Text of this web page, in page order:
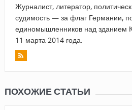
Журналист, литератор,
судимость — за флаг Германии,
единомышленников над зданием
11 марта 2014 года.
ПОХОЖИЕ СТАТЬИ